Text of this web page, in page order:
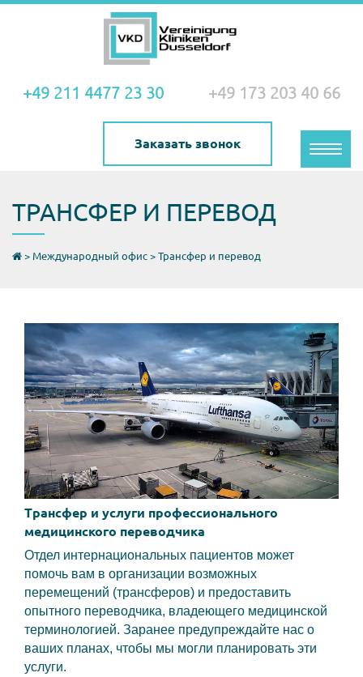
+49 211 4477 23 30 +49 173 203 40 66
Заказать звонок
Toggle
ТРАНСФЕР И ПЕРЕВОД
> Международный офис > Трансфер и перевод
Трансфер и услуги профессионального
медицинского переводчика
Отдел интернациональных пациентов может
помочь вам в организации возможных
перемещений (трансферов) и предоставить
опытного переводчика, владеющего медицинской
терминологией. Заранее предупреждайте нас о
ваших планах, чтобы мы могли планировать эти
услуги.